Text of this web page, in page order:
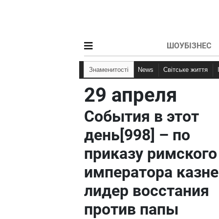
ШОУБІЗНЕС
Знаменитості News Світське життя
29 апреля
События в этот
день[998] – по
приказу римского
императора
лидер восстания
против папы